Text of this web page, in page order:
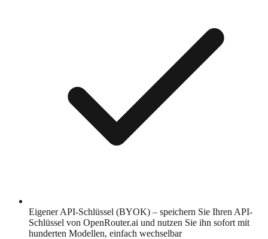
Eigener API-Schlüssel (BYOK) – speichern Sie Ihren API-
Schlüssel von OpenRouter.ai und nutzen Sie ihn sofort mit
hunderten Modellen, einfach wechselbar